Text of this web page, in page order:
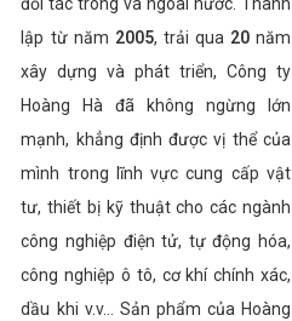
lập từ năm 2005, trải qua 20năm
xây dựng và phát triển, Công ty
Hoàng Hà đã không ngừng lớn
mạnh, khẳng định được vị thể của
mình trong lĩnh vực cung cấp vật
tư, thiết bị kỹ thuật cho các ngành
công nghiệp điện tử, tự động hóa,
công nghiệp ô tô, cơ khí chính xác,
dầu khi v.v… Sản phẩm của Hoàng